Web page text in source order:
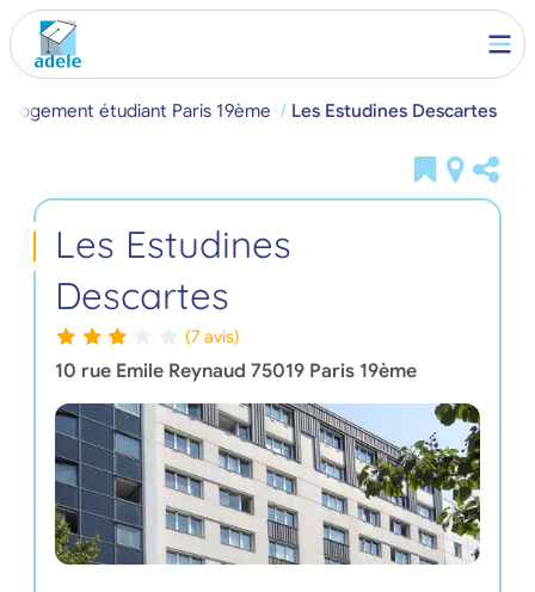
Logement étudiant Paris 19ème Les Estudines Descartes
Les Estudines
Descartes
(7 avis)
10 rue Emile Reynaud 75019 Paris 19ème